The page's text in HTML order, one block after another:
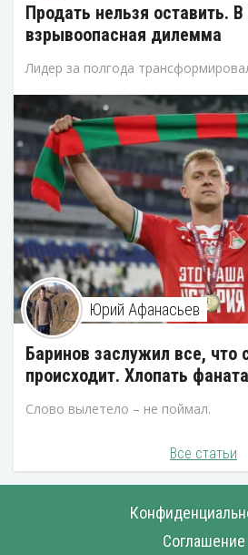
Продать нельзя оставить.
взрывоопасная дилемма
Лидер за полгода
Юрий Афанасьев
Баринов заслужил все, что
происходит. Хлопать
Слово вылетело – не поймал.
Все статьи
Соглашение